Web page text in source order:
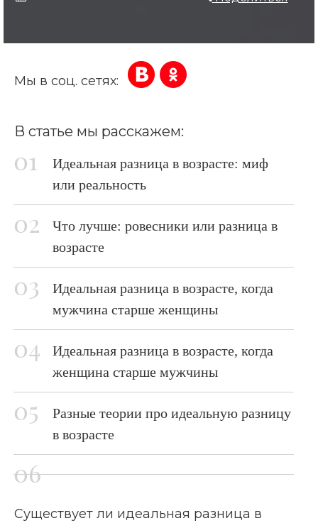
Мы в соц. сетях:
В статье мы расскажем:
Идеальная разница в возрасте: миф
или реальность
Что лучше: ровесники или разница в
возрасте
Идеальная разница в возрасте, когда
мужчина старше женщины
Идеальная разница в возрасте, когда
женщина старше мужчины
Разные теории про идеальную разницу
в возрасте
Существует ли идеальная разница в